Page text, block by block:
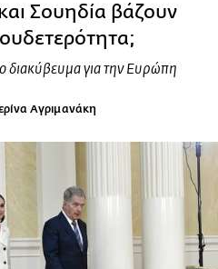
Σουηδία βάζουν
διακύβευμα για την Ευρώπη
Αγριμανάκη